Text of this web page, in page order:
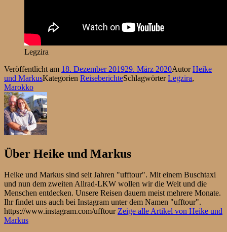
Legzira
Veröffentlicht am 18. Dezember 201929. März 2020AutorHeike
und MarkusKategorien ReiseberichteSchlagwörterLegzira,
Marokko
Über Heike und Markus
Heike und Markus sind seit Jahren "ufftour". Mit einem Buschtaxi
und nun dem zweiten Allrad-LKW wollen wir die Welt und die
Menschen entdecken. Unsere Reisen dauern meist mehrere Monate.
Ihr findet uns auch bei Instagram unter dem Namen "ufftour".
https://www.instagram.com/ufftourZeige alle Artikel von Heike und
Markus